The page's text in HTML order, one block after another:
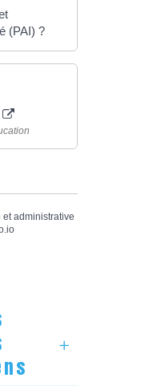
(PAI) ?
administrative